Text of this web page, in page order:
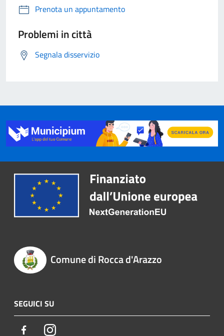
Prenota un appuntamento
Problemi in città
Segnala disservizio
Comune di Rocca d'Arazzo
SEGUICI SU
FacebookInstagram